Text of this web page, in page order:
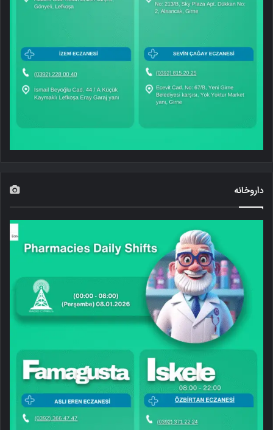
داروخانه